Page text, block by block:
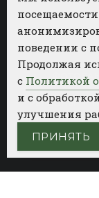
РЕГИОНЫ
посещаемости
поведении с
Продолжая
с Политикой
и с
улучшения
ПРИНЯТЬ